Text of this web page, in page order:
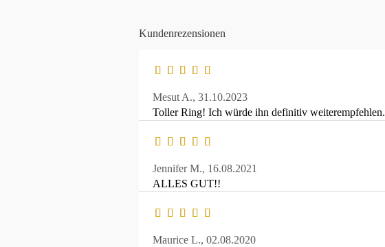
Kundenrezensionen
Mesut A., 31.10.2023
Toller Ring! Ich würde ihn definitiv weiterempfehlen.
Jennifer M., 16.08.2021
ALLES GUT!!
Maurice L., 02.08.2020